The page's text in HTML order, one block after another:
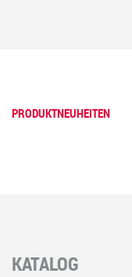
PRODUKTNEUHEITEN
KATALOG